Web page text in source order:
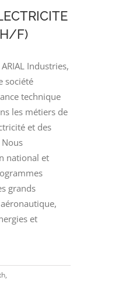
(H/F)
F)
Industries,
société
technique
les métiers de
et des
national et
grands
et